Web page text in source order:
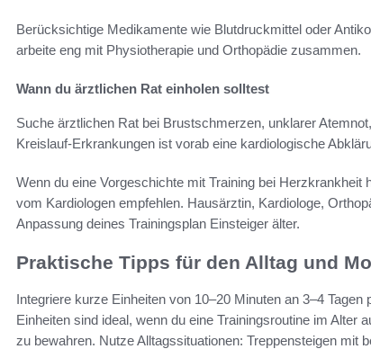
Berücksichtige Medikamente wie Blutdruckmittel oder
arbeite eng mit Physiotherapie und Orthopädie zusammen.
Wann du ärztlichen Rat einholen solltest
Suche ärztlichen Rat bei Brustschmerzen, unklarer
Kreislauf-Erkrankungen ist vorab eine kardiologische
Wenn du eine Vorgeschichte mit Training bei
vom Kardiologen empfehlen. Hausärztin, Kardiologe,
Anpassung deines Trainingsplan Einsteiger älter.
Praktische Tipps für den Alltag und
Integriere kurze Einheiten von 10–20 Minuten an 3–4
Einheiten sind ideal, wenn du eine Trainingsroutine im Alter
zu bewahren. Nutze Alltagssituationen: Treppensteigen